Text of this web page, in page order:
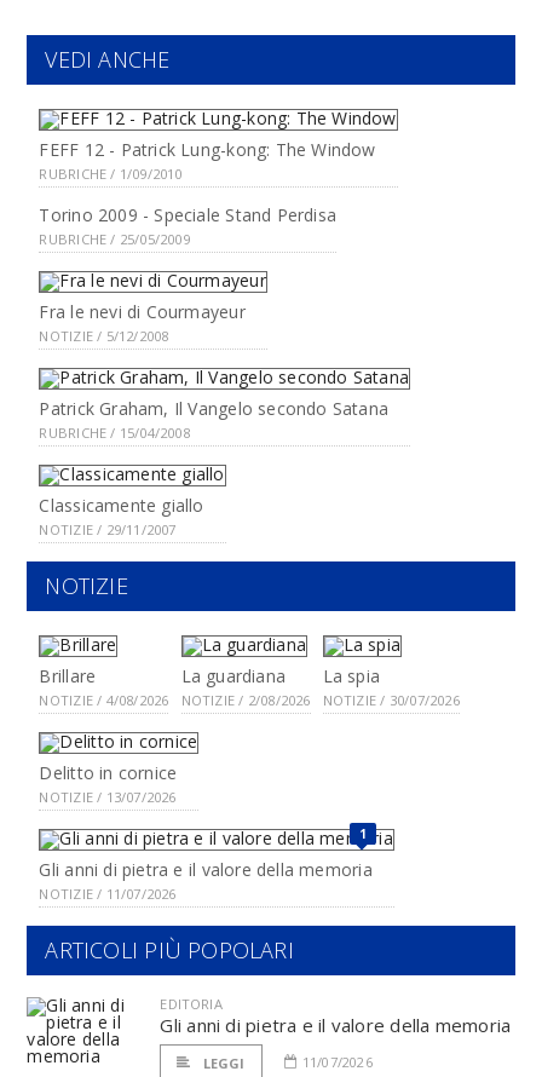
VEDI ANCHE
FEFF 12 - Patrick Lung-kong: The Window
RUBRICHE / 1/09/2010
Torino 2009 - Speciale Stand Perdisa
RUBRICHE / 25/05/2009
Fra le nevi di Courmayeur
NOTIZIE / 5/12/2008
Patrick Graham, Il Vangelo secondo Satana
RUBRICHE / 15/04/2008
Classicamente giallo
NOTIZIE / 29/11/2007
NOTIZIE
Brillare
NOTIZIE / 4/08/2026
La guardiana
NOTIZIE / 2/08/2026
La spia
NOTIZIE / 30/07/2026
Delitto in cornice
NOTIZIE / 13/07/2026
1
Gli anni di pietra e il valore della memoria
NOTIZIE / 11/07/2026
ARTICOLI PIÙ POPOLARI
EDITORIA
Gli anni di pietra e il valore della memoria
LEGGI 11/07/2026